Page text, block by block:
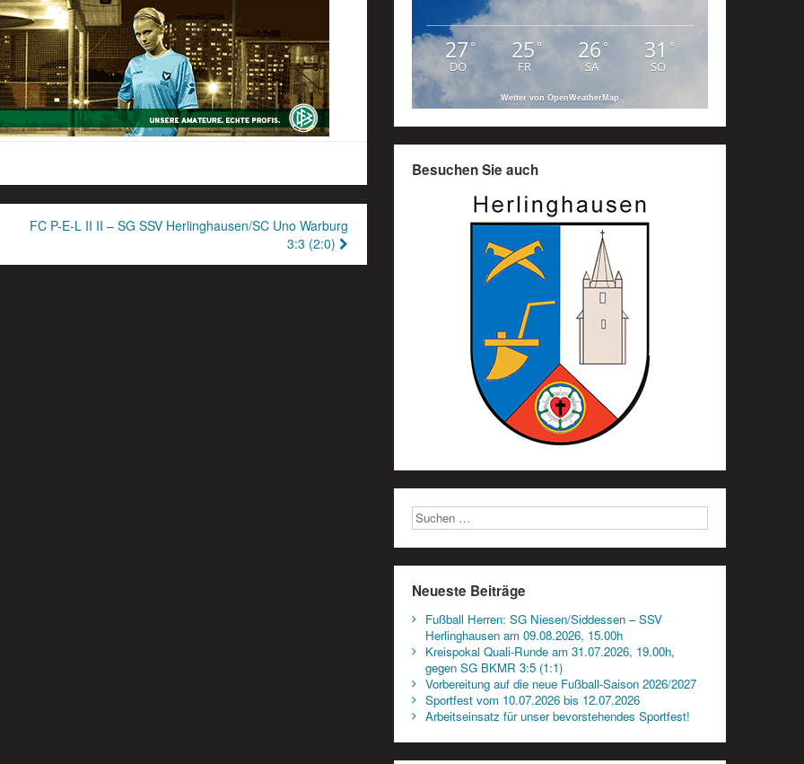
FC P-E-L II II – SG SSV Herlinghausen/SC Uno Warburg
3:3 (2:0)
27°
DO
25°
FR
26 °
SA
31 °
SO
Wetter von OpenWeatherMap
Besuchen Sie auch
Neueste Beiträge
Fußball Herren: SG Niesen/Siddessen – SSV
Herlinghausen am 09.08.2026, 15.00h
Kreispokal Quali-Runde am 31.07.2026, 19.00h,
gegen SG BKMR 3:5 (1:1)
Vorbereitung auf die neue Fußball-Saison 2026/2027
Sportfest vom 10.07.2026 bis 12.07.2026
Arbeitseinsatz für unser bevorstehendes Sportfest!